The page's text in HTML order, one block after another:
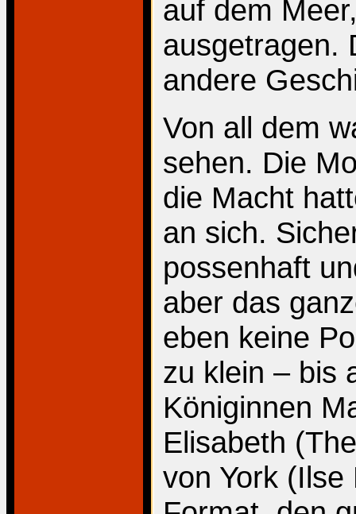
auf dem
ausgetragen.
andere
Von all dem
sehen. Die
die Macht
an sich.
possenhaft
aber das
eben keine
zu klein – bis
Königinnen
Elisabeth
von York